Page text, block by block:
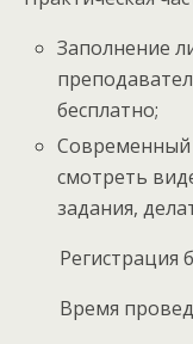
Заполнение
бесплатно;
Современный
смотреть
задания,
Регистрация
Время